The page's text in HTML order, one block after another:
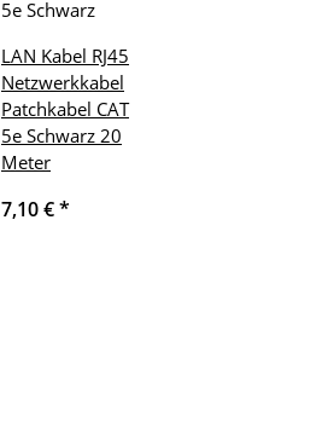
LAN Kabel RJ45
Netzwerkkabel
Patchkabel CAT
5e Schwarz 20
Meter
7,10 €*